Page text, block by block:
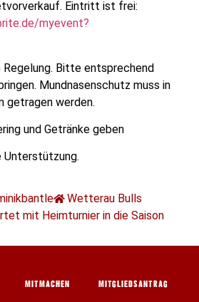
Eintritt ist frei:
myevent?
Bitte entsprechend
Mundnasenschutz muss in
getragen werden.
und Getränke geben
Unterstützung.
Wetterau Bulls
mit Heimturnier in die Saison
MITMACHEN MITGLIEDSANTRAG